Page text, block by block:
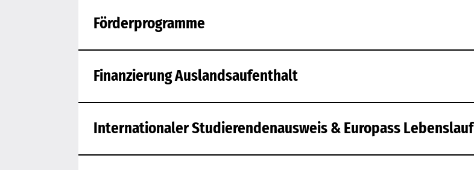
Förderprogramme
Finanzierung Auslandsaufenthalt
Internationaler Studierendenausweis & Europass Lebenslauf